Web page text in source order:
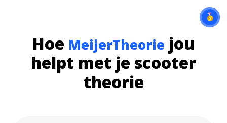
Hoe MeijerTheorie jou
helpt met je scooter
theorie